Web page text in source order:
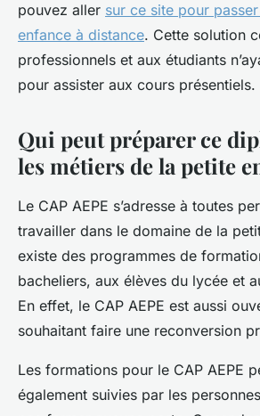
pouvez aller sur ce site pour
enfance à distance. Cette solution
professionnels et aux étudiants
pour assister aux cours présentiels.
Qui peut préparer ce
les métiers de la petite
Le CAP AEPE s’adresse à toutes
travailler dans le domaine de la
existe des programmes de
bacheliers, aux élèves du lycée et
En effet, le CAP AEPE est aussi
souhaitant faire une reconversion
Les formations pour le CAP AEPE
également suivies par les